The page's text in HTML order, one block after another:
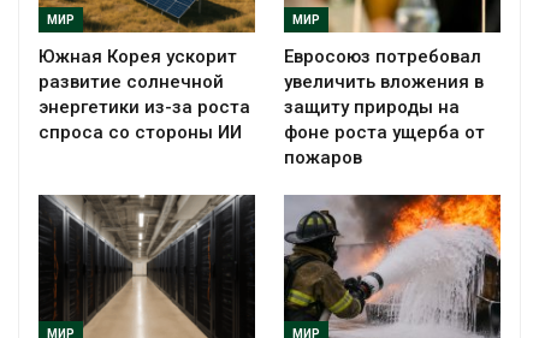
МИР
Южная Корея ускорит
развитие солнечной
энергетики из-за роста
спроса со стороны ИИ
МИР
Евросоюз потребовал
увеличить вложения в
защиту природы на
фоне роста ущерба от
пожаров
МИР МИР